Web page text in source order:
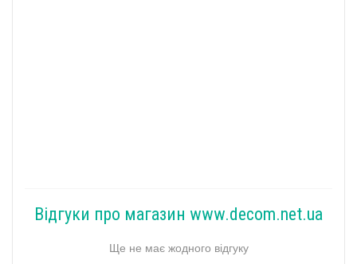
Відгуки про магазин www.decom.net.ua
Ще не має жодного відгуку